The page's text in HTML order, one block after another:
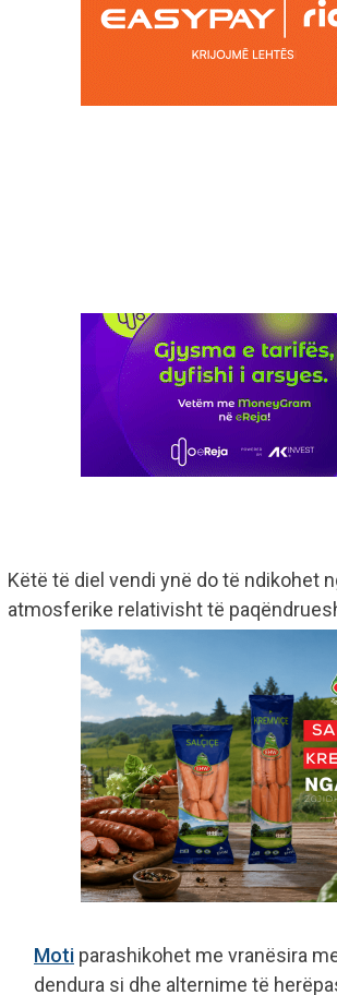
Këtë të diel vendi ynë do të ndikohet
atmosferike relativisht të
Moti parashikohet me vranësira
dendura si dhe alternime të